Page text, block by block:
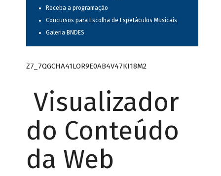
Receba a programação
Concursos para Escolha de Espetáculos Musicais
Galeria BNDES
Z7_7QGCHA41LOR9E0AB4V47KI18M2
Visualizador
do Conteúdo
da Web